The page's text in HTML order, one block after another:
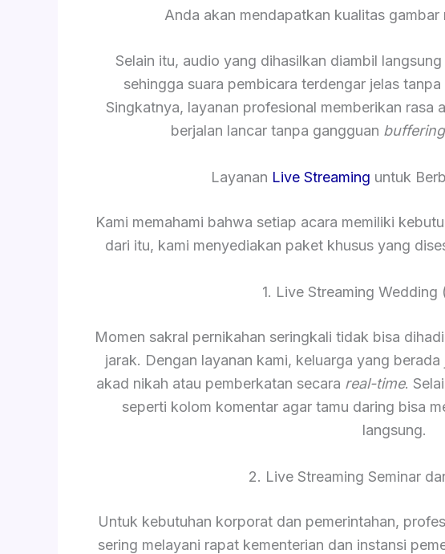
Anda akan mendapatkan kualitas
Selain itu, audio yang dihasilkan diambil
sehingga suara pembicara terdengar jelas
Singkatnya, layanan profesional memberikan rasa
berjalan lancar tanpa gangguan buffering
Layanan Live Streaming untuk
Kami memahami bahwa setiap acara memiliki
dari itu, kami menyediakan paket khusus yang
1. Live Streaming Wedding
Momen sakral pernikahan seringkali tidak bisa
jarak. Dengan layanan kami, keluarga yang
akad nikah atau pemberkatan secara real-time.
seperti kolom komentar agar tamu daring bisa
langsung.
2. Live Streaming Seminar
Untuk kebutuhan korporat dan pemerintahan,
sering melayani rapat kementerian dan instansi